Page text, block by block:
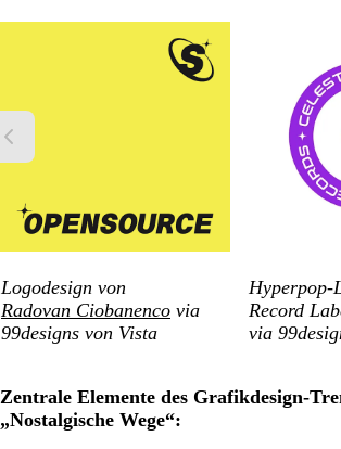
Logodesign von
Radovan Ciobanenco via
99designs von Vista
Hyperpop-
Record
via
Zentrale Elemente des Grafikdesign-
„Nostalgische Wege“: